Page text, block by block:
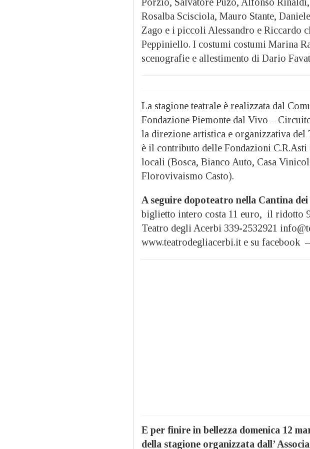
Porzio, Salvatore Puzo, Alfonso
Rosalba Scisciola, Mauro Stante,
Zago e i piccoli Alessandro e Riccardo
Peppiniello. I costumi costumi Marina
scenografie e allestimento di Dario
La stagione teatrale è realizzata dal
Fondazione Piemonte dal Vivo –
la direzione artistica e organizzativa del
è il contributo delle Fondazioni
locali (Bosca, Bianco Auto, Casa
Florovivaismo Casto).
A seguire dopoteatro nella Cantina
biglietto intero costa 11 euro, il ridotto
Teatro degli Acerbi 339-2532921
www.teatrodegliacerbi.it e su facebook –
E per finire in bellezza domenica 12
della stagione organizzata dall’